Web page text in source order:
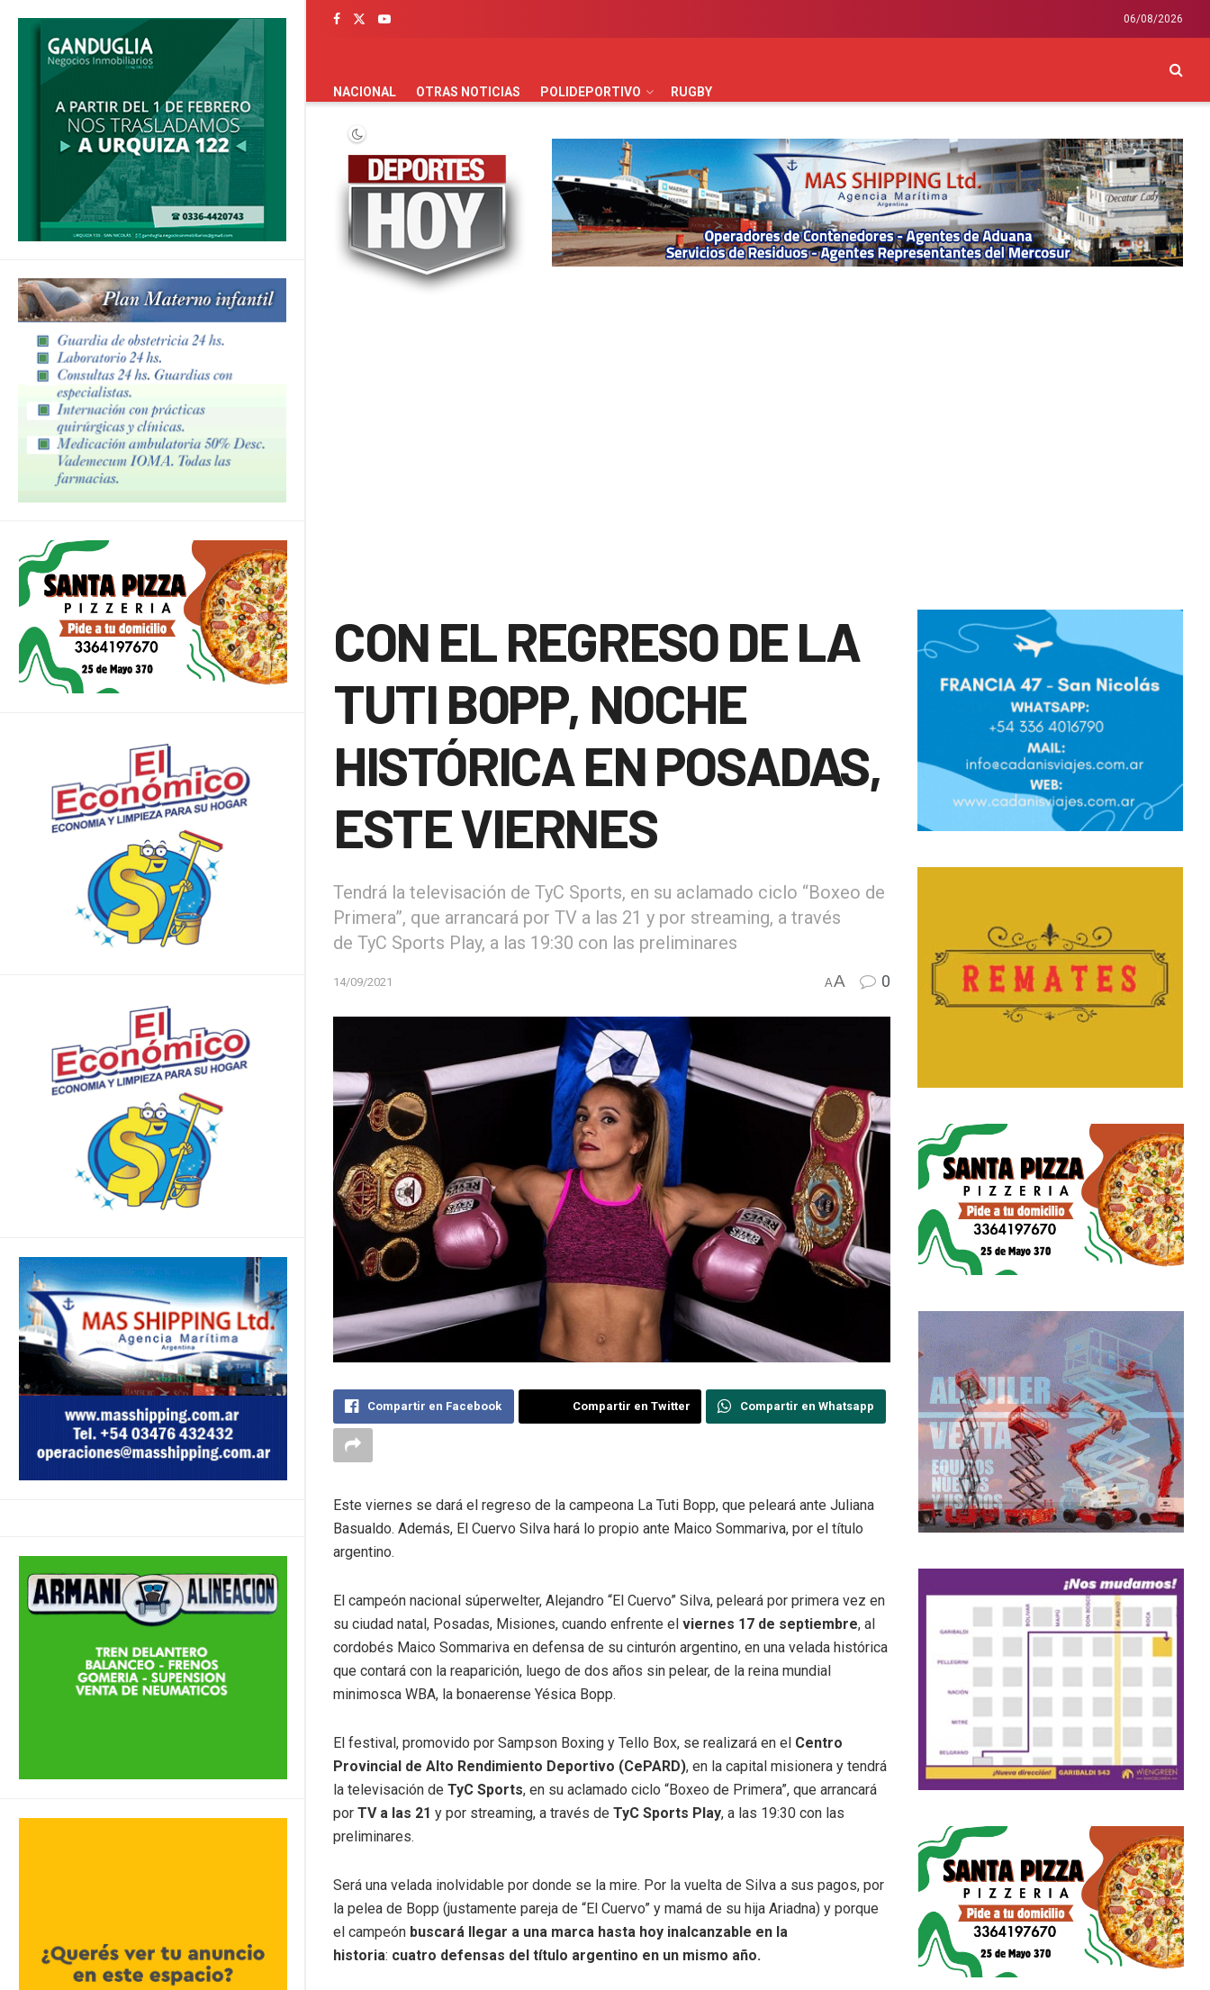
06/08/2026
PORTADA
NACIONAL OTRAS NOTICIAS POLIDEPORTIVO RUGBY
CON EL REGRESO DE LA
TUTI BOPP, NOCHE
HISTÓRICA EN POSADAS,
ESTE VIERNES
Tendrá la televisación de TyC Sports, en su aclamado ciclo “Boxeo de
Primera”, que arrancará por TV a las 21 y por streaming, a través
de TyC Sports Play, a las 19:30 con las preliminares
14/09/2021 AA 0
Compartir en Facebook Compartir en Twitter Compartir en Whatsapp
Este viernes se dará el regreso de la campeona La Tuti Bopp, que peleará ante Juliana
Basualdo. Además, El Cuervo Silva hará lo propio ante Maico Sommariva, por el título
argentino.
El campeón nacional súperwelter, Alejandro “El Cuervo” Silva, peleará por primera vez en
su ciudad natal, Posadas, Misiones, cuando enfrente el viernes 17 de septiembre, al
cordobés Maico Sommariva en defensa de su cinturón argentino, en una velada histórica
que contará con la reaparición, luego de dos años sin pelear, de la reina mundial
minimosca WBA, la bonaerense Yésica Bopp.
El festival, promovido por Sampson Boxing y Tello Box, se realizará en el Centro
Provincial de Alto Rendimiento Deportivo (CePARD), en la capital misionera y tendrá
la televisación de TyC Sports, en su aclamado ciclo “Boxeo de Primera”, que arrancará
por TV a las 21 y por streaming, a través de TyC Sports Play, a las 19:30 con las
preliminares.
Será una velada inolvidable por donde se la mire. Por la vuelta de Silva a sus pagos, por
la pelea de Bopp (justamente pareja de “El Cuervo” y mamá de su hija Ariadna) y porque
el campeón buscará llegar a una marca hasta hoy inalcanzable en la
historia: cuatro defensas del título argentino en un mismo año.